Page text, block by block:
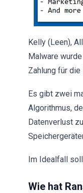
Kelly (Leen),
Malware
Zahlung für
Es gibt zwei
Algorithmus,
Datenverlust
Im Idealfall
Wie hat